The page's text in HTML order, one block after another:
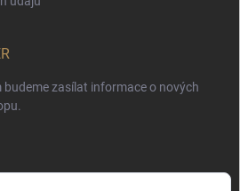
budeme zasílat informace o nových